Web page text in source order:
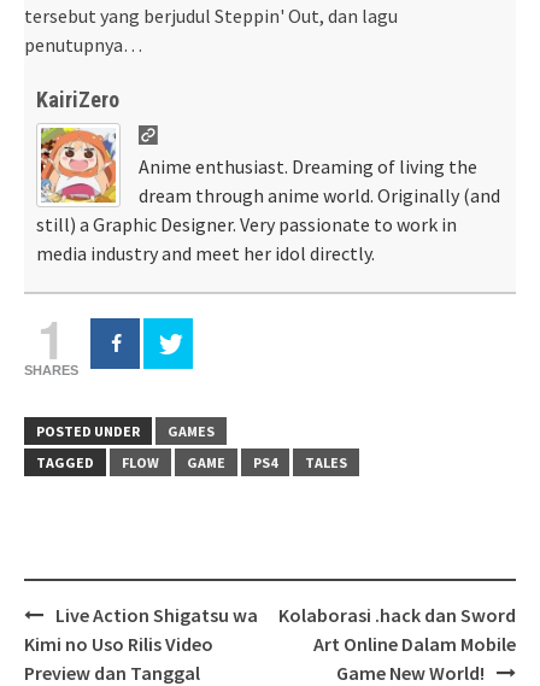
tersebut yang berjudul Steppin' Out, dan lagu
penutupnya…
KairiZero
Anime enthusiast. Dreaming of living the
dream through anime world. Originally (and
still) a Graphic Designer. Very passionate to work in
media industry and meet her idol directly.
1
SHARES
POSTED UNDER
GAMES
TAGGED
FLOW GAME PS4 TALES
Post
navigation
Live Action Shigatsu wa
Kimi no Uso Rilis Video
Preview dan Tanggal
Kolaborasi .hack dan Sword
Art Online Dalam Mobile
Game New World!